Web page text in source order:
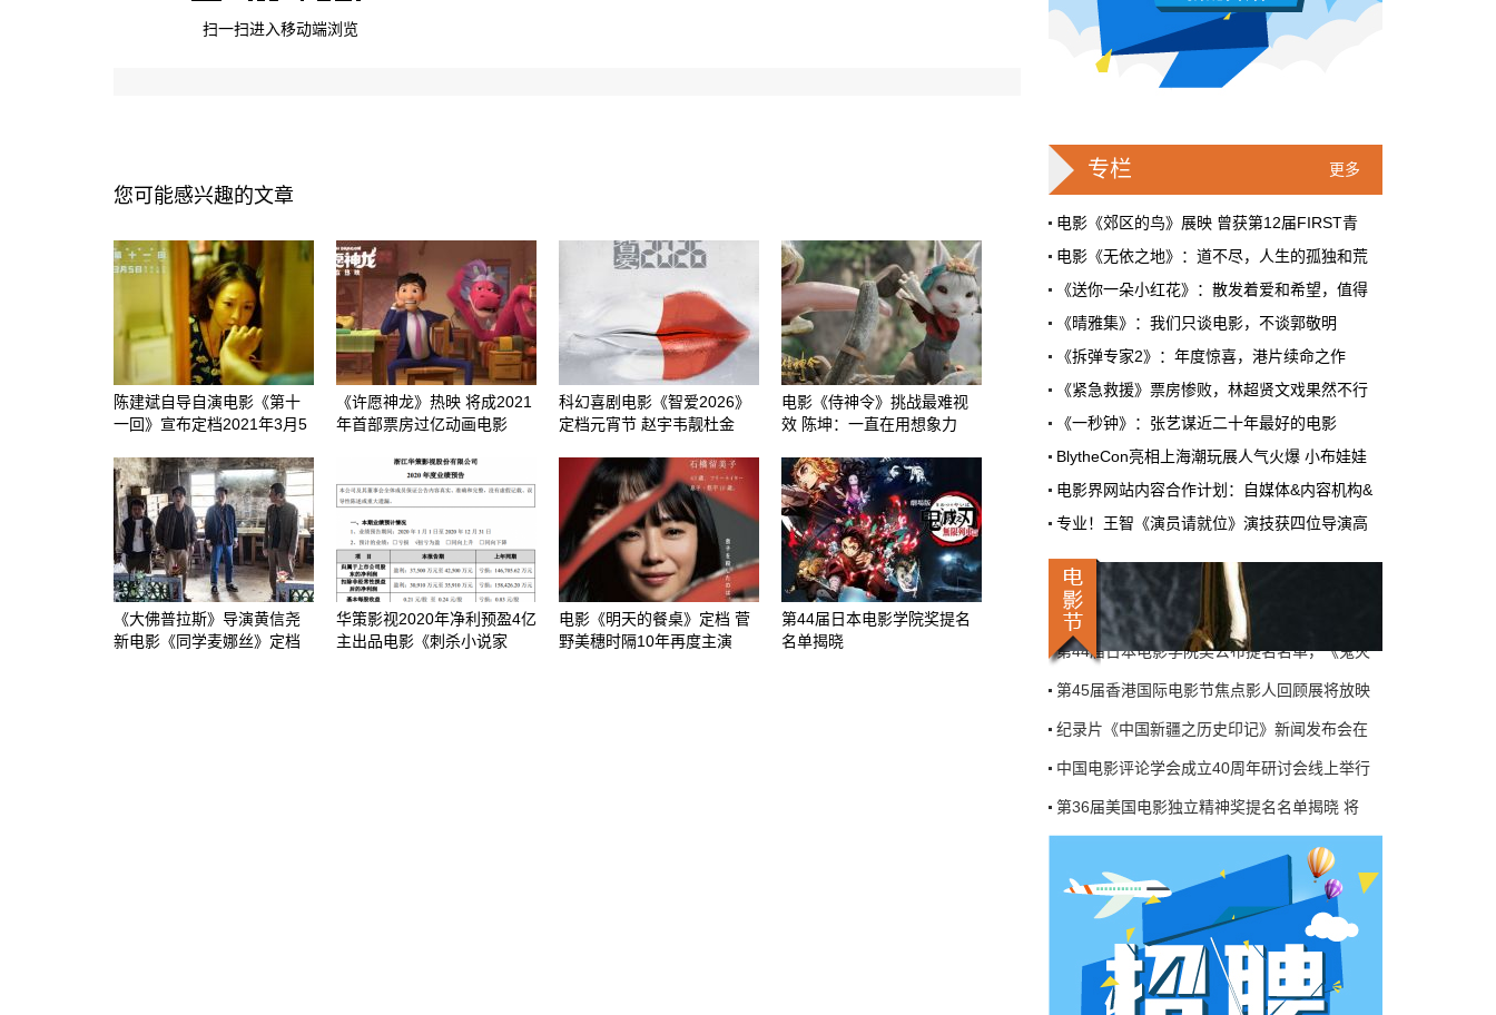
扫一扫进入移动端浏览
您可能感兴趣的文章
陈建斌自导自演电影《第十
一回》宣布定档2021年3月5
《许愿神龙》热映 将成2021
年首部票房过亿动画电影
科幻喜剧电影《智爱2026》
定档元宵节 赵宇韦靓杜金
电影《侍神令》挑战最难视
效 陈坤：一直在用想象力
《大佛普拉斯》导演黄信尧
新电影《同学麦娜丝》定档
华策影视2020年净利预盈4亿
主出品电影《刺杀小说家
电影《明天的餐桌》定档 菅
野美穗时隔10年再度主演
第44届日本电影学院奖提名
名单揭晓
1月27日 23:17:00
华纳兄弟发布HBO Max预告片 《真人
华纳兄弟指出，这些影片仅在美国国内的HBO
Max上播放，从影院上映起持续31天，订阅用
日可能会变更。
国际&好莱坞
1月27日 23:13:41
赵丽颖国风大片花絮照公开 手拿折纸伞
造型惊艳
近日，一组赵丽颖最新国风大片花絮照公开，
手拿折纸伞搭配丸子头，甜甜一笑照造型惊
艳。
影人&影事
1月27日 23:11:24
李晨的选择和他这个角色的故事，都印证了今
年最美表演的主题——“致敬勇敢的你”。
影人&影事
1月27日 21:37:34
第45届香港国际电影节焦点影人回顾展
将放映关锦鹏十三部作品
第45届香港国际电影节（HKIFF45）官宣焦点
影人，是以“女性电影”广受称誉的香港导演关
锦鹏。从影至今四十多年，关锦鹏为华语电影
电影节&活动
《唐人街探案3》幕后花絮：程潇变身
“黄包车夫”吓坏刘昊然
1月27日，《唐人街探案3》新幕后花絮曝光，
程潇变身“黄包车夫”竟然把车上的刘昊然吓出
新闻速递
更多
专栏
电影《郊区的鸟》展映 曾获第12届FIRST青
电影《无依之地》：道不尽，人生的孤独和荒
《送你一朵小红花》：散发着爱和希望，值得
《晴雅集》：我们只谈电影，不谈郭敬明
《拆弹专家2》：年度惊喜，港片续命之作
《紧急救援》票房惨败，林超贤文戏果然不行
《一秒钟》：张艺谋近二十年最好的电影
BlytheCon亮相上海潮玩展人气火爆 小布娃娃
电影界网站内容合作计划：自媒体&内容机构&
专业！王智《演员请就位》演技获四位导演高
第45届香港国际电影节焦点影人回顾展将放映
纪录片《中国新疆之历史印记》新闻发布会在
中国电影评论学会成立40周年研讨会线上举行
第36届美国电影独立精神奖提名名单揭晓 将
第33届南加大图书馆编剧奖公布提名，颁奖结
第44届日本电影学院奖提名名单揭晓
第44届日本电影学院奖公布提名名单，《鬼灭
第45届香港国际电影节焦点影人回顾展将放映
纪录片《中国新疆之历史印记》新闻发布会在
中国电影评论学会成立40周年研讨会线上举行